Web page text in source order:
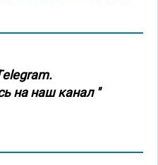
на наш канал "